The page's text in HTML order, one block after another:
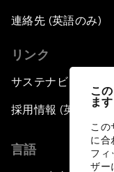
こ
ます
この
に合
フィ
ザー
連絡先 (英語のみ)
リンク
サステナビリティへ
採用情報 (英語のみ)
言語